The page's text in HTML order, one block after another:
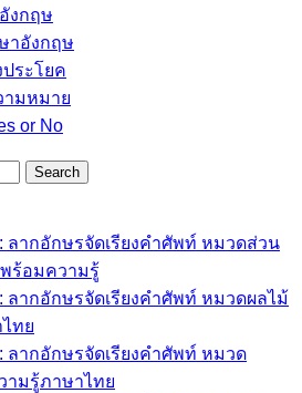
งกฤษ
าอังกฤษ
ระโยค
มหมาย
or No
ลากอักษรจัดเรียงคำศัพท์ หมวดส่วน
พร้อมความรู้
ลากอักษรจัดเรียงคำศัพท์ หมวดผลไม้
ทย
ลากอักษรจัดเรียงคำศัพท์ หมวด
ามรู้ภาษาไทย